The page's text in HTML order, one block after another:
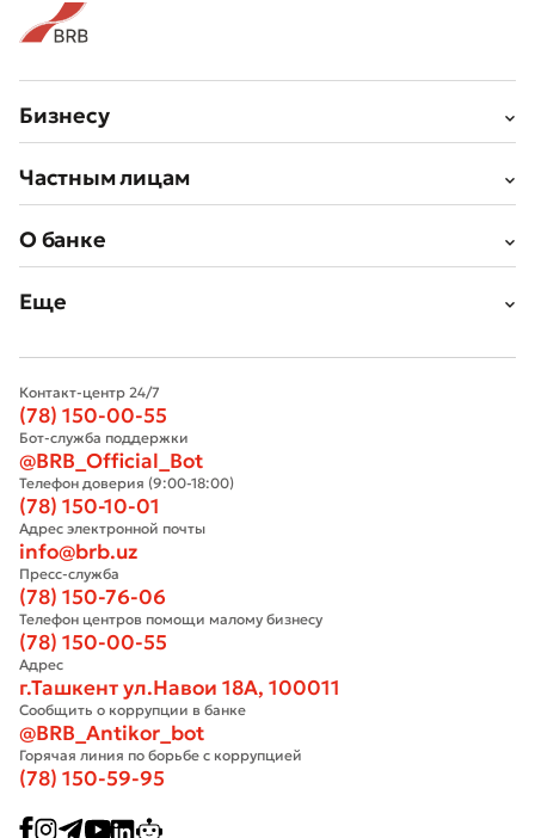
Бизнесу
Частным лицам
О банке
Еще
Контакт-центр 24/7
(78) 150-00-55
Бот-служба поддержки
@BRB_Official_Bot
Телефон доверия (9:00-18:00)
(78) 150-10-01
Адрес электронной почты
info@brb.uz
Пресс-служба
(78) 150-76-06
Телефон центров помощи малому бизнесу
(78) 150-00-55
Адрес
г.Ташкент ул.Навои 18А, 100011
Сообщить о коррупции в банке
@BRB_Antikor_bot
Горячая линия по борьбе с коррупцией
(78) 150-59-95